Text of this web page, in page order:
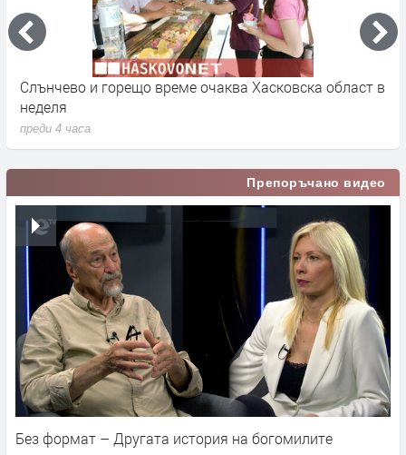
Слънчево и горещо време очаква Хасковска област в
неделя
преди 4 часа
Препоръчано видео
Без формат – Другата история на богомилите